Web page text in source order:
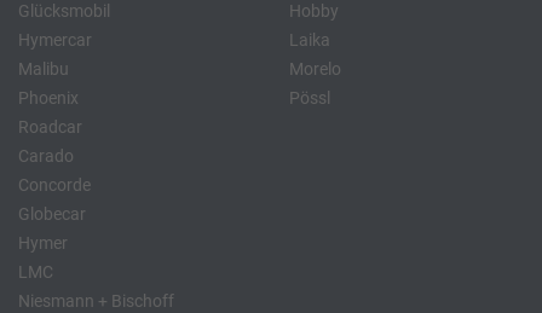
Glücksmobil
Hymercar
Malibu
Phoenix
Roadcar
Hobby
Laika
Morelo
Pössl
Carado
Concorde
Globecar
Hymer
LMC
Niesmann + Bischoff